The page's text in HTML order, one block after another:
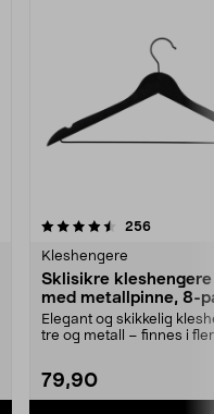
256
Kleshengere
Sklisikre
med metallpinne, 8-
Elegant og skikkelig
tre og metall – finnes i
79,90
4.5av 5 stjerner